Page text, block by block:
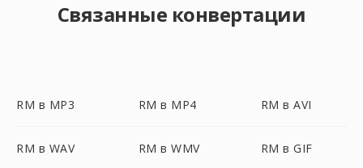
Связанные конвертации
RM в MP3 RM в MP4 RM в AVI
RM в WAV RM в WMV RM в GIF